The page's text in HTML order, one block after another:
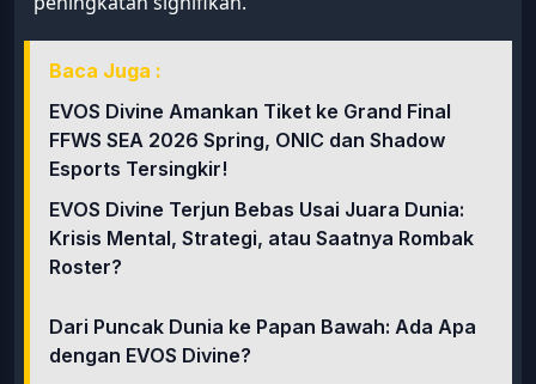
Baca Juga :
EVOS Divine Amankan Tiket ke Grand Final
FFWS SEA 2026 Spring, ONIC dan Shadow
Esports Tersingkir!
EVOS Divine Terjun Bebas Usai Juara Dunia:
Krisis Mental, Strategi, atau Saatnya Rombak
Roster?
Dari Puncak Dunia ke Papan Bawah: Ada Apa
dengan EVOS Divine?